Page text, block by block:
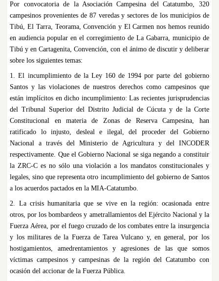
Por convocatoria de la Asociación Campesina del Catatumbo, 320
campesinos provenientes de 87 veredas y sectores de los municipios de
Tibú, El Tarra, Teorama, Convención y El Carmen nos hemos reunido
en audiencia popular en el corregimiento de La Gabarra, municipio de
Tibú y en Cartagenita, Convención, con el ánimo de discutir y deliberar
sobre los siguientes temas:
1. El incumplimiento de la Ley 160 de 1994 por parte del gobierno
Santos y las violaciones de nuestros derechos como campesinos que
están implícitos en dicho incumplimiento: Las recientes jurisprudencias
del Tribunal Superior del Distrito Judicial de Cúcuta y de la Corte
Constitucional en materia de Zonas de Reserva Campesina, han
ratificado lo injusto, desleal e ilegal, del proceder del Gobierno
Nacional a través del Ministerio de Agricultura y del INCODER
respectivamente. Que el Gobierno Nacional se siga negando a constituir
la ZRC-C es no sólo una violación a los mandatos constitucionales y
legales, sino que representa otro incumplimiento del gobierno de Santos
a los acuerdos pactados en la MIA-Catatumbo.
2. La crisis humanitaria que se vive en la región: ocasionada entre
otros, por los bombardeos y ametrallamientos del Ejército Nacional y la
Fuerza Aérea, por el fuego cruzado de los combates entre la insurgencia
y los militares de la Fuerza de Tarea Vulcano y, en general, por los
hostigamientos, amedrentamientos y agresiones de las que somos
víctimas campesinos y campesinas de la región del Catatumbo con
ocasión del accionar de la Fuerza Pública.